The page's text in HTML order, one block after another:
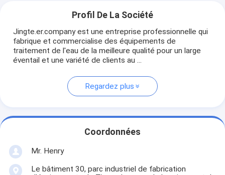
Profil De La Société
Jingte.er.company est une entreprise professionnelle qui
fabrique et commercialise des équipements de
traitement de l'eau de la meilleure qualité pour un large
éventail et une variété de clients au ...
Regardez plus
Coordonnées
Mr. Henry
Le bâtiment 30, parc industriel de fabrication